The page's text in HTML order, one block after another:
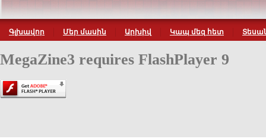
Գլխավոր Մեր մասին Արխիվ Կապ մեզ հետ
MegaZine3 requires FlashPlayer 9